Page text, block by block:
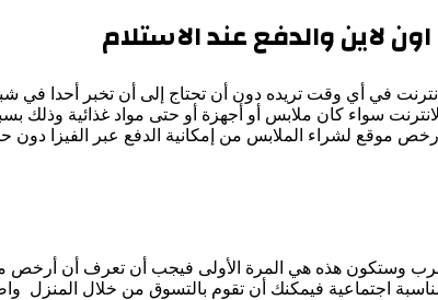
لاين والدفع عند الاستلام
في أي وقت تريده دون أن تحتاج إلى أن تخبر أحدا في
سواء كان ملابس أو أجهزة أو حتى مواد غذائية وذلك بسبب
موقع لشراء الملابس من إمكانية الدفع عبر
تجرب وستكون هذه هي المرة الأولى فيجب أن تعرف أن
اجتماعية فيمكنك أن تقوم بالتسوق من خلال المنزل